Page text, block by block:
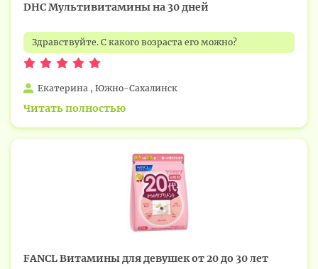
DHC Мультивитамины на 30 дней
Здравствуйте. С какого возраста его можно?
Екатерина , Южно-Сахалинск
Читать полностью
FANCL Витамины для девушек от 20 до 30 лет